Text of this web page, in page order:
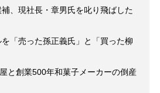
補、現社長・章男氏を叱り飛ばした
「売った孫正義氏」と「買った柳
と創業500年和菓子メーカーの倒産